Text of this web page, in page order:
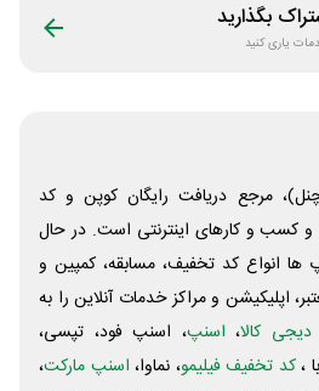
بگذارید
یاری کنید
مرجع دریافت رایگان کوپن و کد
و کسب و‌ کارهای اینترنتی است. در حال
ها انواع کد تخفیف، مسابقه، کمپین و
اپلیکیشن و مراکز خدمات آنلاین را به
دیجی کالا، اسنپ، اسنپ فود، تپسی،
،کد تخفیف فیلیمو، نماوا، اسنپ مارکت،